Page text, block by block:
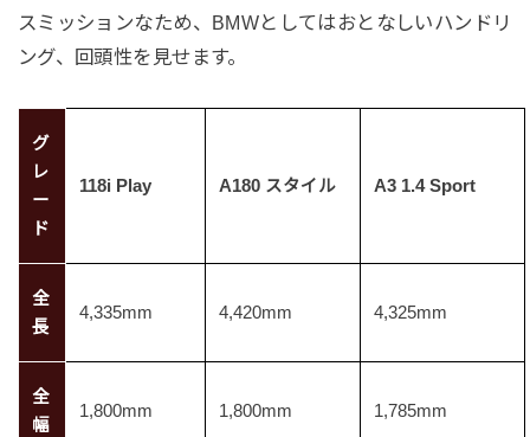
スミッションなため、BMWとしてはおとなしいハンドリ
ング、回頭性を見せます。
グ
レ
ー
ド
118i Play A180 スタイル A3 1.4 Sport
全
長
4,335mm 4,420mm 4,325mm
全
幅
1,800mm 1,800mm 1,785mm